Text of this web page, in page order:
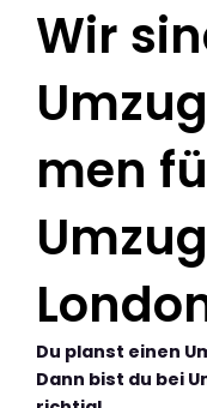
Wir
men
Du planst einen
Dann bist du bei